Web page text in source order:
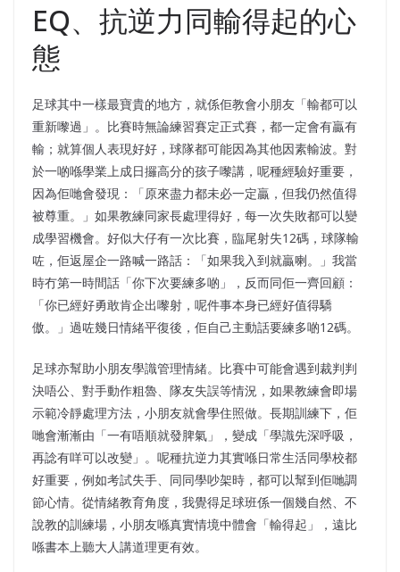
EQ、抗逆力同輸得起的心
態
足球其中一樣最寶貴的地方，就係佢教會小朋友「輸都可以
重新嚟過」。比賽時無論練習賽定正式賽，都一定會有贏有
輸；就算個人表現好好，球隊都可能因為其他因素輸波。對
於一啲喺學業上成日攞高分的孩子嚟講，呢種經驗好重要，
因為佢哋會發現：「原來盡力都未必一定贏，但我仍然值得
被尊重。」如果教練同家長處理得好，每一次失敗都可以變
成學習機會。好似大仔有一次比賽，臨尾射失12碼，球隊輸
咗，佢返屋企一路喊一路話：「如果我入到就贏喇。」我當
時冇第一時間話「你下次要練多啲」，反而同佢一齊回顧：
「你已經好勇敢肯企出嚟射，呢件事本身已經好值得驕
傲。」過咗幾日情緒平復後，佢自己主動話要練多啲12碼。
足球亦幫助小朋友學識管理情緒。比賽中可能會遇到裁判判
決唔公、對手動作粗魯、隊友失誤等情況，如果教練會即場
示範冷靜處理方法，小朋友就會學住照做。長期訓練下，佢
哋會漸漸由「一有唔順就發脾氣」，變成「學識先深呼吸，
再諗有咩可以改變」。呢種抗逆力其實喺日常生活同學校都
好重要，例如考試失手、同同學吵架時，都可以幫到佢哋調
節心情。從情緒教育角度，我覺得足球班係一個幾自然、不
說教的訓練場，小朋友喺真實情境中體會「輸得起」，遠比
喺書本上聽大人講道理更有效。